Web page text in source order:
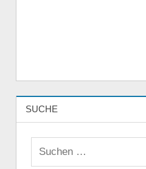
SUCHE